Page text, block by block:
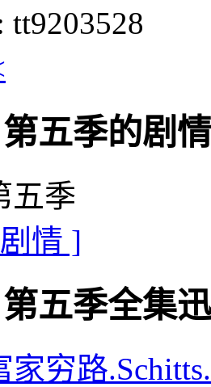
五季的剧情
五季
情 ]
五季全集迅
家穷路